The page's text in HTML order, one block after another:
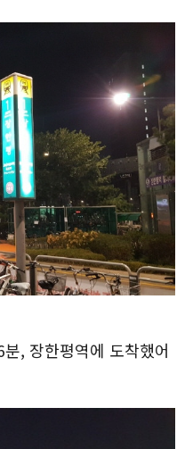
, 장한평역에 도착했어